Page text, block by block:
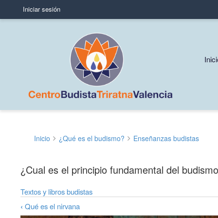
User
Iniciar sesión
enlaces
ayuda
Inicio ¿Qué es el budismo? Enseñanzas budistas
¿Cual es el principio fundamental del
Textos y libros budistas
Enlaces
‹ Qué es el nirvana